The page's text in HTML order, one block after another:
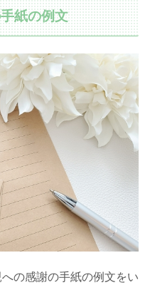
紙の例文
の感謝の手紙の例文をい